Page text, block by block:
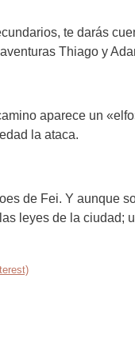
te darás
Thiago y
aparece un
la ataca.
de Fei. Y aunque
leyes de la ciudad;